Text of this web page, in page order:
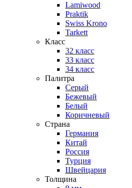
Lamiwood
Praktik
Swiss Krono
Tarkett
Класс
32 класс
33 класс
34 класс
Палитра
Серый
Бежевый
Белый
Коричневый
Страна
Германия
Китай
Россия
Турция
Швейцария
Толщина